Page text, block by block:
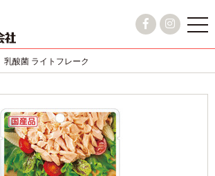
乳酸菌 ライトフレーク